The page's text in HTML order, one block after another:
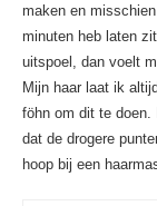
maken en
minuten heb laten
uitspoel, dan voelt
Mijn haar laat ik
föhn om dit te doen.
dat de drogere
hoop bij een